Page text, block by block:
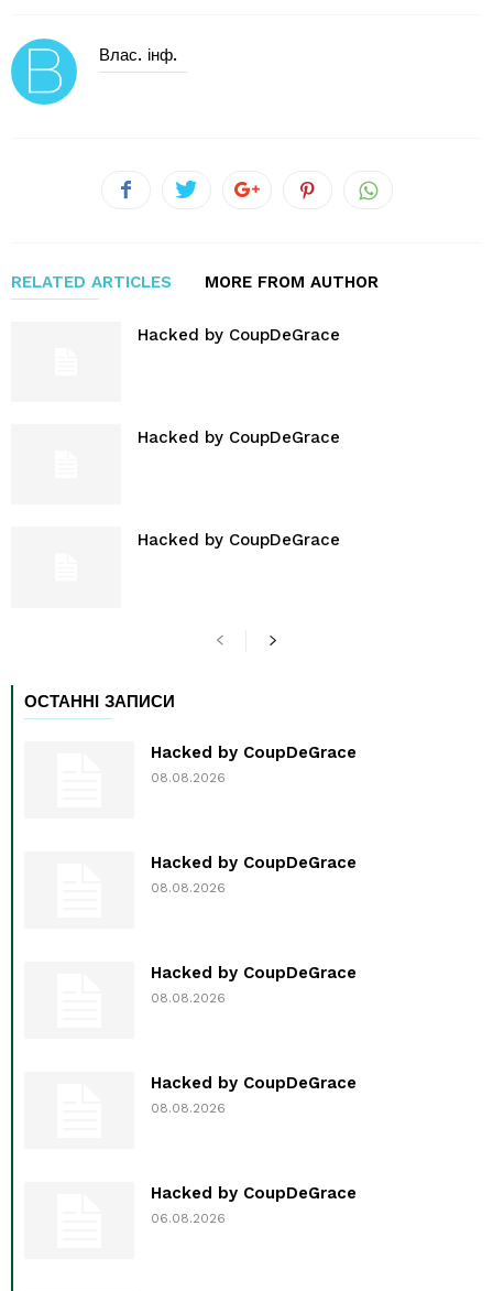
Влас. інф.
RELATED ARTICLES MORE FROM AUTHOR
Hacked by CoupDeGrace
Hacked by CoupDeGrace
Hacked by CoupDeGrace
ОСТАННІ ЗАПИСИ
Hacked by CoupDeGrace
08.08.2026
Hacked by CoupDeGrace
08.08.2026
Hacked by CoupDeGrace
08.08.2026
Hacked by CoupDeGrace
08.08.2026
Hacked by CoupDeGrace
06.08.2026